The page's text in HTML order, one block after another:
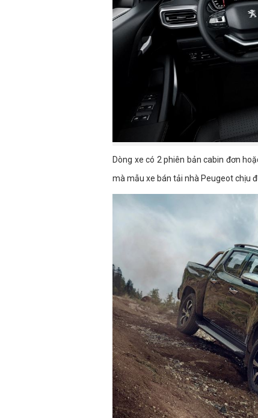
Dòng xe có 2 phiên bản cabin đơn
mà mẫu xe bán tải nhà Peugeot chịu